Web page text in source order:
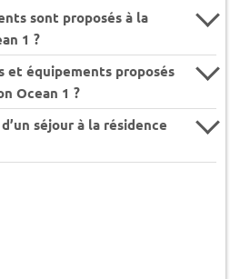
sont proposés à la
1 ?
et équipements proposés
Ocean 1 ?
séjour à la résidence